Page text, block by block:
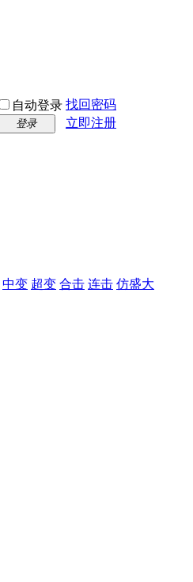
自动登录 找回密码
登录
立即注册
中变 超变 合击 连击 仿盛大